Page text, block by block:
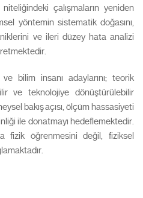
çalışmaların yeniden
yöntemin sistematik doğasını,
ve ileri düzey hata analizi
bilim insanı adaylarını; teorik
ve teknolojiye dönüştürülebilir
bakış açısı, ölçüm hassasiyeti
ile donatmayı hedeflemektedir.
fizik öğrenmesini değil, fiziksel